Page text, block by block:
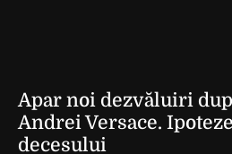
Apar noi dezvăluiri
Andrei Versace.
decesului